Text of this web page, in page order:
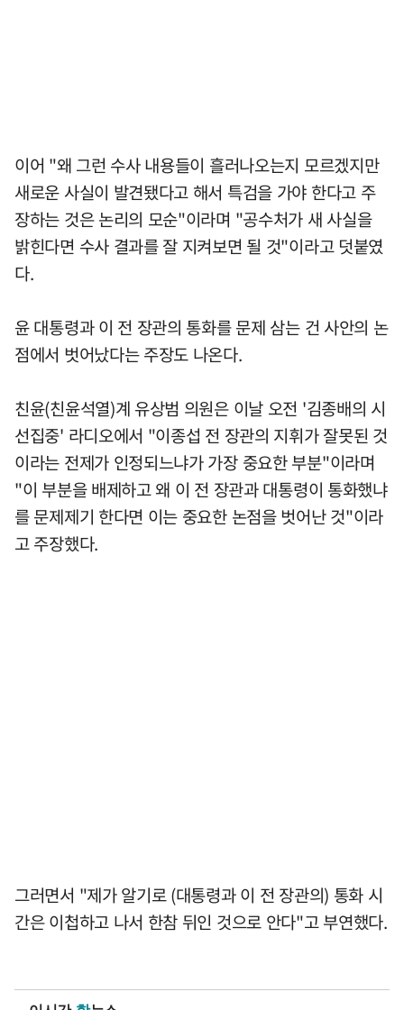
이어 "왜 그런 수사 내용들이 흘러나오는지 모르겠지만
새로운 사실이 발견됐다고 해서 특검을 가야 한다고 주
장하는 것은 논리의 모순"이라며 "공수처가 새 사실을
밝힌다면 수사 결과를 잘 지켜보면 될 것"이라고 덧붙였
다.
윤 대통령과 이 전 장관의 통화를 문제 삼는 건 사안의 논
점에서 벗어났다는 주장도 나온다.
친윤(친윤석열)계 유상범 의원은 이날 오전 '김종배의 시
선집중' 라디오에서 "이종섭 전 장관의 지휘가 잘못된 것
이라는 전제가 인정되느냐가 가장 중요한 부분"이라며
"이 부분을 배제하고 왜 이 전 장관과 대통령이 통화했냐
를 문제제기 한다면 이는 중요한 논점을 벗어난 것"이라
고 주장했다.
그러면서 "제가 알기로 (대통령과 이 전 장관의) 통화 시
간은 이첩하고 나서 한참 뒤인 것으로 안다"고 부연했다.